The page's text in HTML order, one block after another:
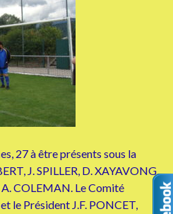
27 à être présents sous la
J. SPILLER, D. XAYAVONG,
COLEMAN. Le Comité
le Président J.F. PONCET,